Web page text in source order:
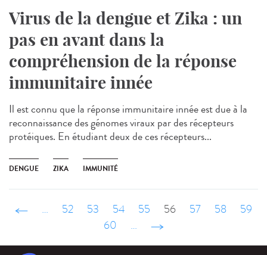
Virus de la dengue et Zika : un
pas en avant dans la
compréhension de la réponse
immunitaire innée
Il est connu que la réponse immunitaire innée est due à la
reconnaissance des génomes viraux par des récepteurs
protéiques. En étudiant deux de ces récepteurs...
DENGUE ZIKA IMMUNITÉ
‹ précédent
… 52 53 54 55 56 57 58
59
60
… suivant ›